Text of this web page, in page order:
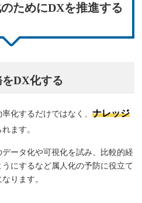
ためにDXを推進する
DX化する
化するだけではなく、ナレッジ
ます。
ータ化や可視化を試み、比較的経
にするなど属人化の予防に役立て
ります。